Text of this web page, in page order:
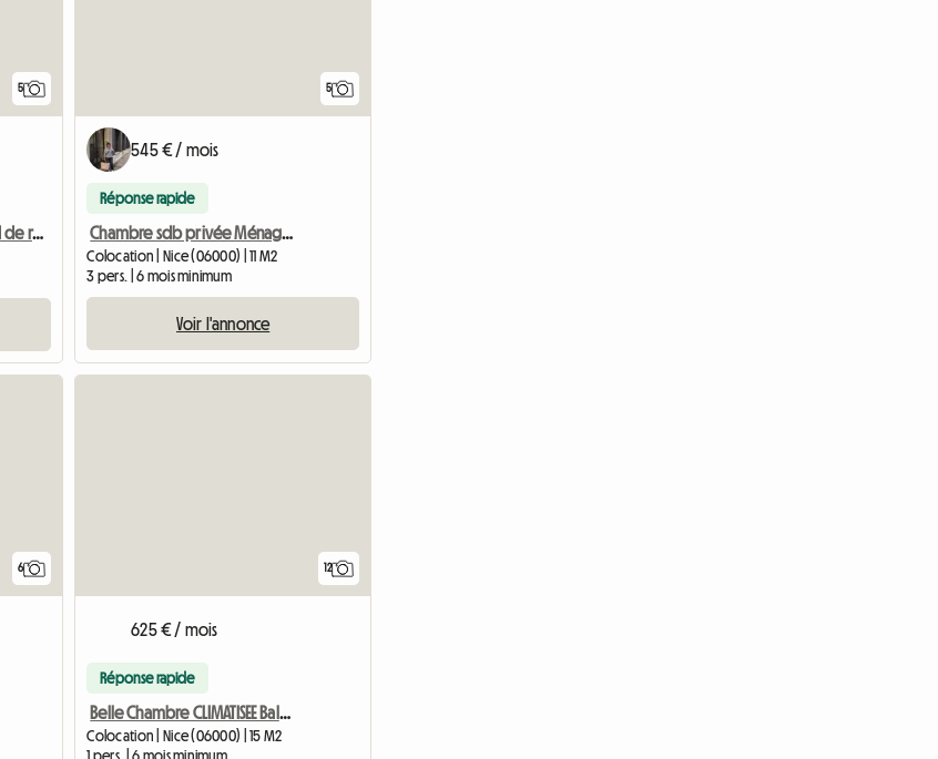
5
Chambre 16m2 /placard de rangement / lit 2 places , cuisines
5
545 € / mois
Réponse rapide
Chambre sdb privée Ménage hebdomadaire dans F4 plein centre
Colocation | Nice (06000) | 11 M2
3 pers. | 6 mois minimum
Voir l'annonce
6 12
625 € / mois
Réponse rapide
Belle Chambre CLIMATISEE Balcon Nice Centre/Medecin
Colocation | Nice (06000) | 15 M2
1 pers. | 6 mois minimum